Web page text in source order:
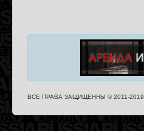
ВСЕ ПРАВА ЗАЩИЩЕННЫ © 2011-2019